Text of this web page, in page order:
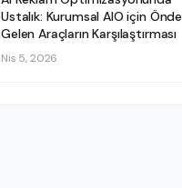
Ustalık: Kurumsal AIO için Önde
Gelen Araçların Karşılaştırması
Nis 5, 2026